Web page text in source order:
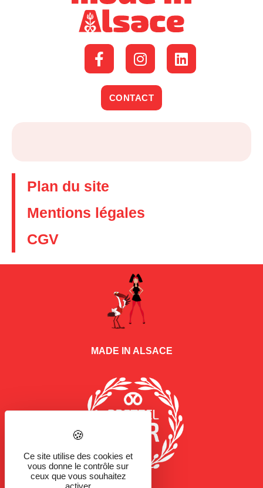
CONTACT
Plan du site
Mentions légales
CGV
MADE IN ALSACE
Ce site utilise des cookies et
vous donne le contrôle sur
ceux que vous souhaitez
activer